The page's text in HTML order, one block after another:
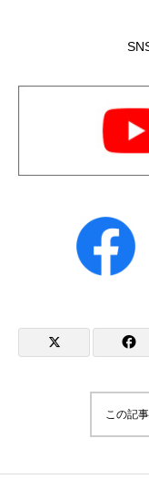
この記